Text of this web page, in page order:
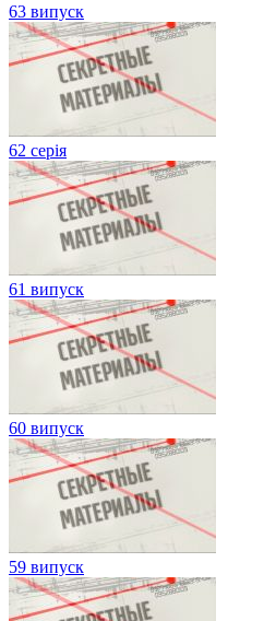
63 випуск
62 серія
61 випуск
60 випуск
59 випуск